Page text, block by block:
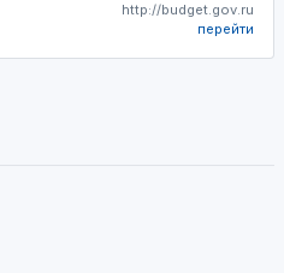
http://budget.gov.ru
перейти